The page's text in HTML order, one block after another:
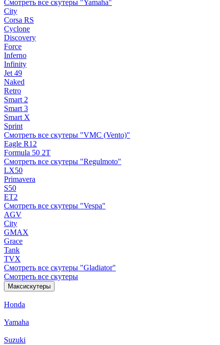
Смотреть все скутеры "Yamaha"
City
Corsa RS
Cyclone
Discovery
Force
Inferno
Infinity
Jet 49
Naked
Retro
Smart 2
Smart 3
Smart X
Sprint
Смотреть все скутеры "VMC (Vento)"
Eagle R12
Formula 50 2Т
Смотреть все скутеры "Regulmoto"
LX50
Primavera
S50
ET2
Смотреть все скутеры "Vespa"
AGV
City
GMAX
Grace
Tank
TVX
Смотреть все скутеры "Gladiator"
Смотреть все скутеры
Максискутеры
Honda
Yamaha
Suzuki